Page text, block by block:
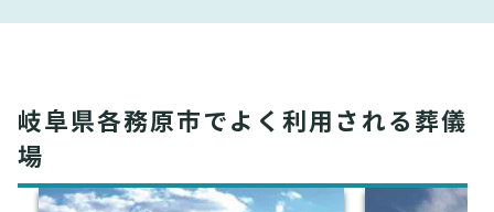
岐阜県各務原市でよく利用される葬儀
場